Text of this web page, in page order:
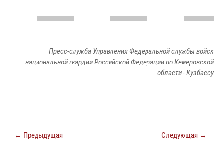
Пресс-служба Управления Федеральной службы войск
национальной гвардии Российской Федерации по Кемеровской
области - Кузбассу
← Предыдущая Следующая →